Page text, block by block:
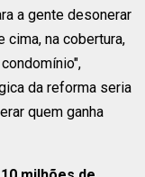
a gente desonerar
cima, na cobertura,
da reforma seria
quem ganha